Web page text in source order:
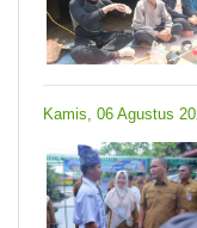
Kamis, 06 Agustus